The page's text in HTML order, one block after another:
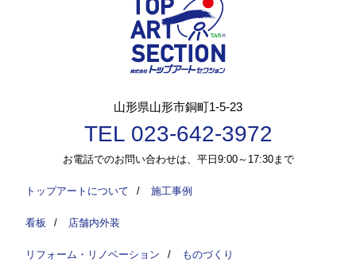
山形県山形市銅町1-5-23
TEL 023-642-3972
お電話でのお問い合わせは、平日9:00～17:30まで
トップアートについて / 施工事例
看板 / 店舗内外装
リフォーム・リノベーション / ものづくり